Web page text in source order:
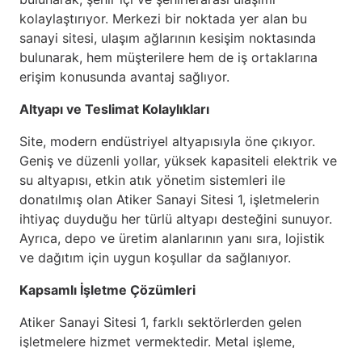
kolaylaştırıyor. Merkezi bir noktada yer alan bu
sanayi sitesi, ulaşım ağlarının kesişim noktasında
bulunarak, hem müşterilere hem de iş ortaklarına
erişim konusunda avantaj sağlıyor.
Altyapı ve Teslimat Kolaylıkları
Site, modern endüstriyel altyapısıyla öne çıkıyor.
Geniş ve düzenli yollar, yüksek kapasiteli elektrik ve
su altyapısı, etkin atık yönetim sistemleri ile
donatılmış olan Atiker Sanayi Sitesi 1, işletmelerin
ihtiyaç duyduğu her türlü altyapı desteğini sunuyor.
Ayrıca, depo ve üretim alanlarının yanı sıra, lojistik
ve dağıtım için uygun koşullar da sağlanıyor.
Kapsamlı İşletme Çözümleri
Atiker Sanayi Sitesi 1, farklı sektörlerden gelen
işletmelere hizmet vermektedir. Metal işleme,